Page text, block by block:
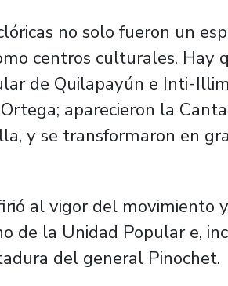
no solo fueron un
centros culturales. Hay
de Quilapayún e Inti-
aparecieron la
y se transformaron en
al vigor del movimiento
de la Unidad Popular e,
del general Pinochet.